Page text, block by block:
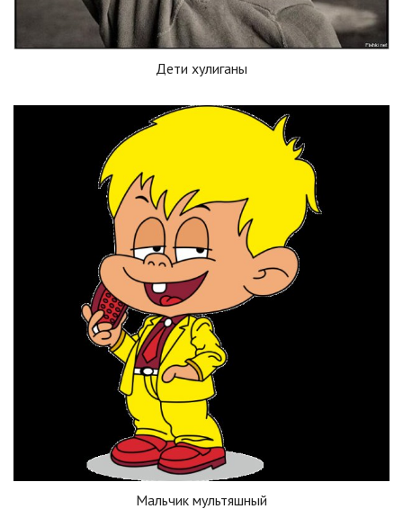
Дети хулиганы
Мальчик мультяшный